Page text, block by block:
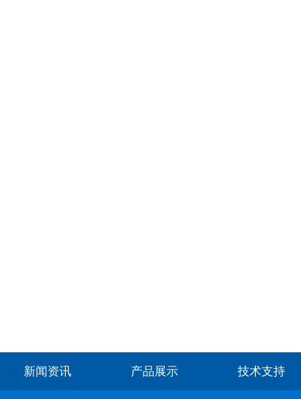
新闻资讯 产品展示 技术支持